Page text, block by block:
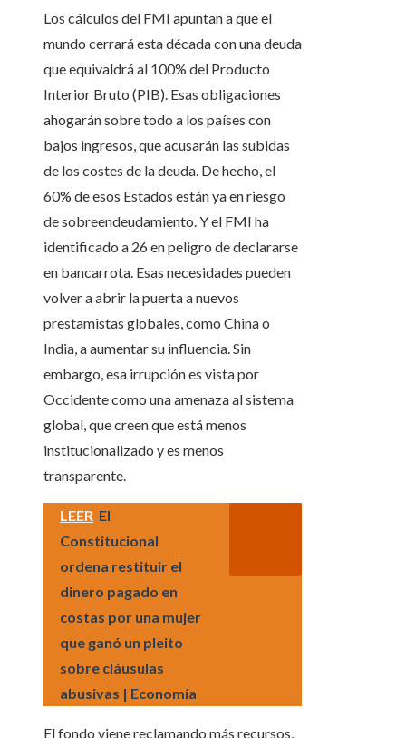
Los cálculos del FMI apuntan a que el
mundo cerrará esta década con una deuda
que equivaldrá al 100% del Producto
Interior Bruto (PIB). Esas obligaciones
ahogarán sobre todo a los países con
bajos ingresos, que acusarán las subidas
de los costes de la deuda. De hecho, el
60% de esos Estados están ya en riesgo
de sobreendeudamiento. Y el FMI ha
identificado a 26 en peligro de declararse
en bancarrota. Esas necesidades pueden
volver a abrir la puerta a nuevos
prestamistas globales, como China o
India, a aumentar su influencia. Sin
embargo, esa irrupción es vista por
Occidente como una amenaza al sistema
global, que creen que está menos
institucionalizado y es menos
transparente.
LEER El
Constitucional
ordena restituir el
dinero pagado en
costas por una mujer
que ganó un pleito
sobre cláusulas
abusivas | Economía
El fondo viene reclamando más recursos,